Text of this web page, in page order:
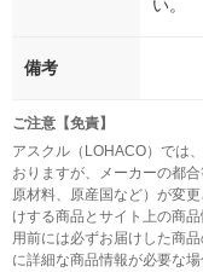
い。
備考
ご注意【免責】
アスクル（LOHACO）では
おりますが、メーカーの都
原材料、原産国など）が変
けする商品とサイト上の商
用前には必ずお届けした商
に詳細な商品情報が必要な